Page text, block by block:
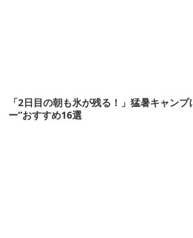
「2日目の朝も氷が残る！」猛暑キャン
ー”おすすめ16選